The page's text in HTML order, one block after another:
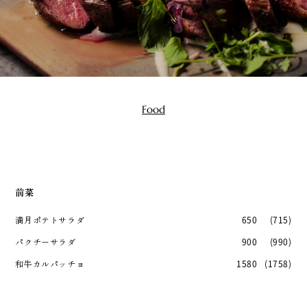
Food
前菜
満月ポテトサラダ 650
(715)
パクチーサラダ
900
(990)
和牛カルパッチョ
1580 (1758)